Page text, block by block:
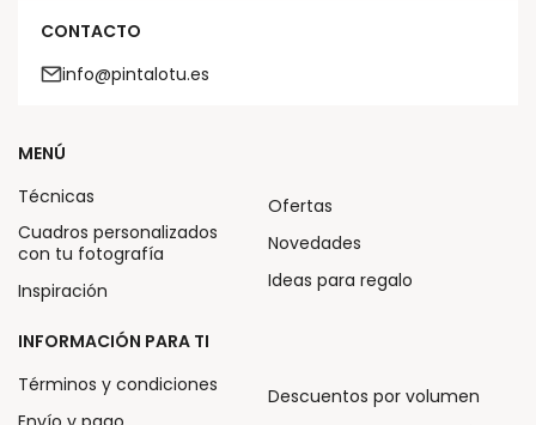
CONTACTO
info@pintalotu.es
MENÚ
Técnicas
Cuadros personalizados
con tu fotografía
Inspiración
Ofertas
Novedades
Ideas para regalo
INFORMACIÓN PARA TI
Términos y condiciones
Descuentos por volumen